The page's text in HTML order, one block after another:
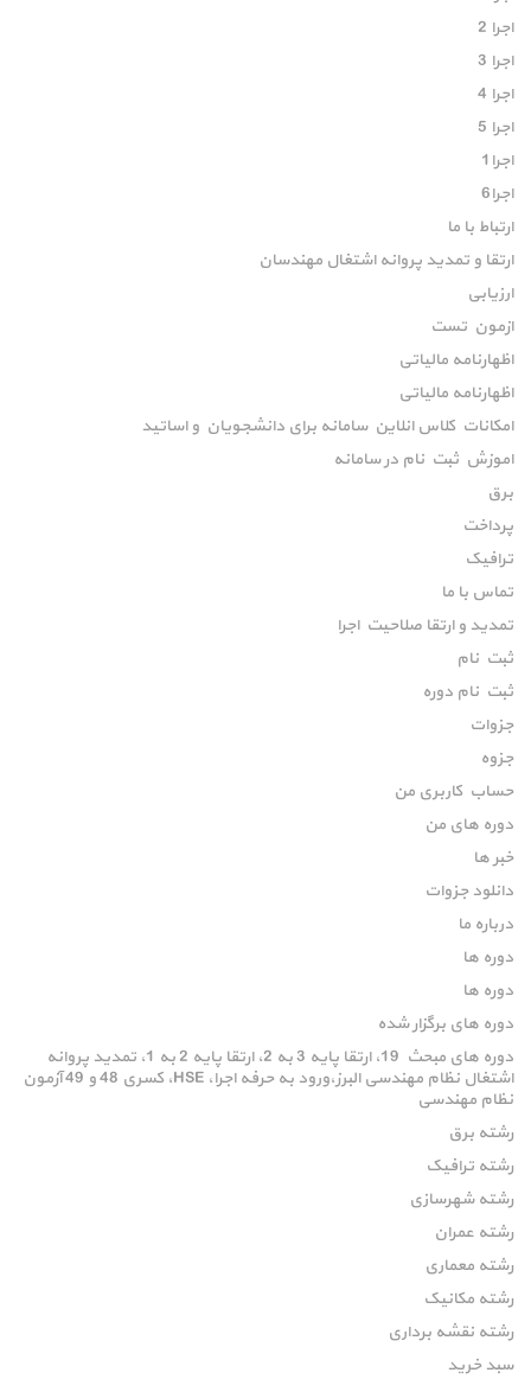
اجرا 2
اجرا 3
اجرا 4
اجرا 5
اجرا1
اجرا6
ارتباط با ما
ارتقا و تمدید پروانه اشتغال مهندسان
ارزیابی
ازمون تست
اظهارنامه مالیاتی
اظهارنامه مالیاتی
امکانات کلاس انلاین سامانه برای دانشجویان و اساتید
اموزش ثبت نام در سامانه
برق
پرداخت
ترافیک
تماس با ما
تمدید و ارتقا صلاحیت اجرا
ثبت نام
ثبت نام دوره
جزوات
جزوه
حساب کاربری من
دوره های من
خبر ها
دانلود جزوات
درباره ما
دوره ها
دوره ها
دوره های برگزار شده
دوره های مبحث 19، ارتقا پایه 3 به 2، ارتقا پایه 2 به 1، تمدید پروانه
اشتغال نظام مهندسی البرز،ورود به حرفه اجرا، HSE، کسری 48 و 49 آزمون
نظام مهندسی
رشته برق
رشته ترافیک
رشته شهرسازی
رشته عمران
رشته معماری
رشته مکانیک
رشته نقشه برداری
سبد خرید